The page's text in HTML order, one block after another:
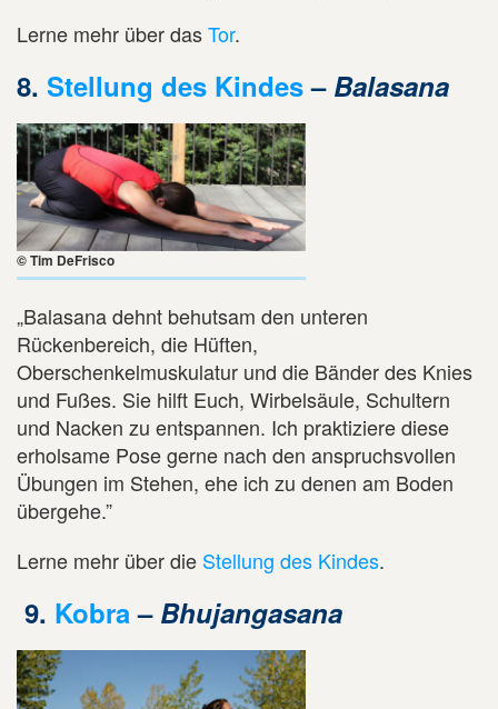
Lerne mehr über dasTor.
8. Stellung des Kindes– Balasana
© Tim DeFrisco
„Balasana dehnt behutsam den unteren
Rückenbereich, die Hüften,
Oberschenkelmuskulatur und die Bänder des Knies
und Fußes. Sie hilft Euch, Wirbelsäule, Schultern
und Nacken zu entspannen. Ich praktiziere diese
erholsame Pose gerne nach den anspruchsvollen
Übungen im Stehen, ehe ich zu denen am Boden
übergehe.”
Lerne mehr über die Stellung des Kindes.
9. Kobra– Bhujangasana